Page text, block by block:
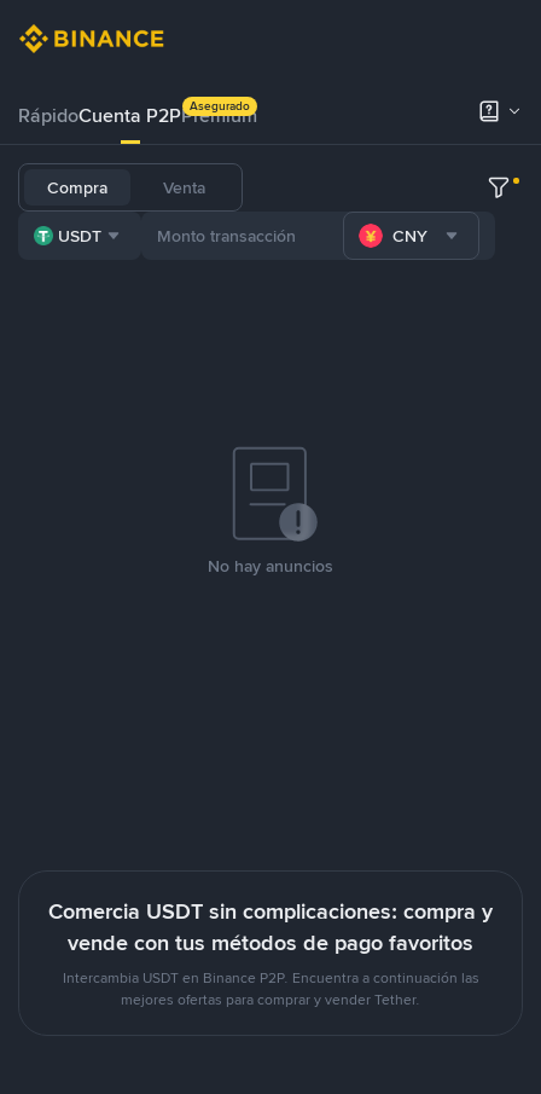
RápidoCuenta P2PPrémium
Asegurado
Compra Venta
USDT CNY
No hay anuncios
Comercia USDT sin complicaciones: compra y
vende con tus métodos de pago favoritos
Intercambia USDT en Binance P2P. Encuentra a continuación las
mejores ofertas para comprar y vender Tether.